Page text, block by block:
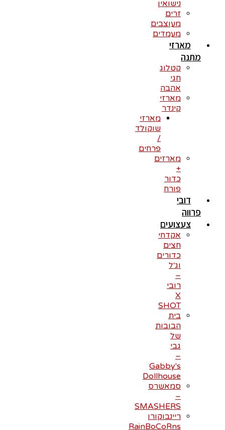
נישואין
זרים
מעוצבים
מעמדים
מארזי
מתנה
קטלוג
חגי
אהבה
מארזי
קינדר
מארזי
שוקולד
/
פרחים
מארזים
+
כדור
פורח
דובי
פרווה
צעצועים
אקדחי
חצים
כדורים
וג׳ל
–
רובי
X
SHOT
בית
הבובות
של
גבי
–
Gabby's
Dollhouse
סמאשרס
–
SMASHERS
ריינבוקורן
RainBoCoRns